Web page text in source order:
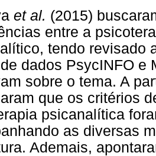
et al. (2015)
entre a
tendo revisado
dados PsycINFO e
sobre o tema. A
que os critérios
psicanalítica
as diversas
Ademais,